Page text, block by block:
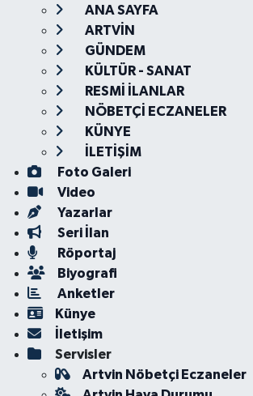
ANA SAYFA
ARTVİN
GÜNDEM
KÜLTÜR - SANAT
RESMİ İLANLAR
NÖBETÇİ ECZANELER
KÜNYE
İLETİŞİM
Foto Galeri
Video
Yazarlar
Seri İlan
Röportaj
Biyografi
Anketler
Künye
İletişim
Servisler
Artvin Nöbetçi Eczaneler